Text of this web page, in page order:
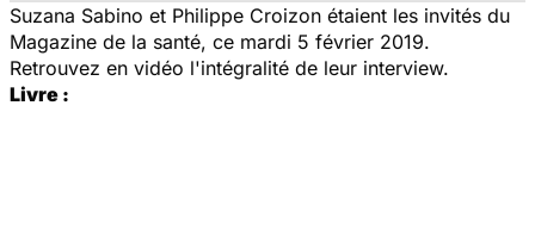
Suzana Sabino et Philippe Croizon étaient les invités du
Magazine de la santé, ce mardi 5 février 2019.
Retrouvez en vidéo l'intégralité de leur interview.
Livre :